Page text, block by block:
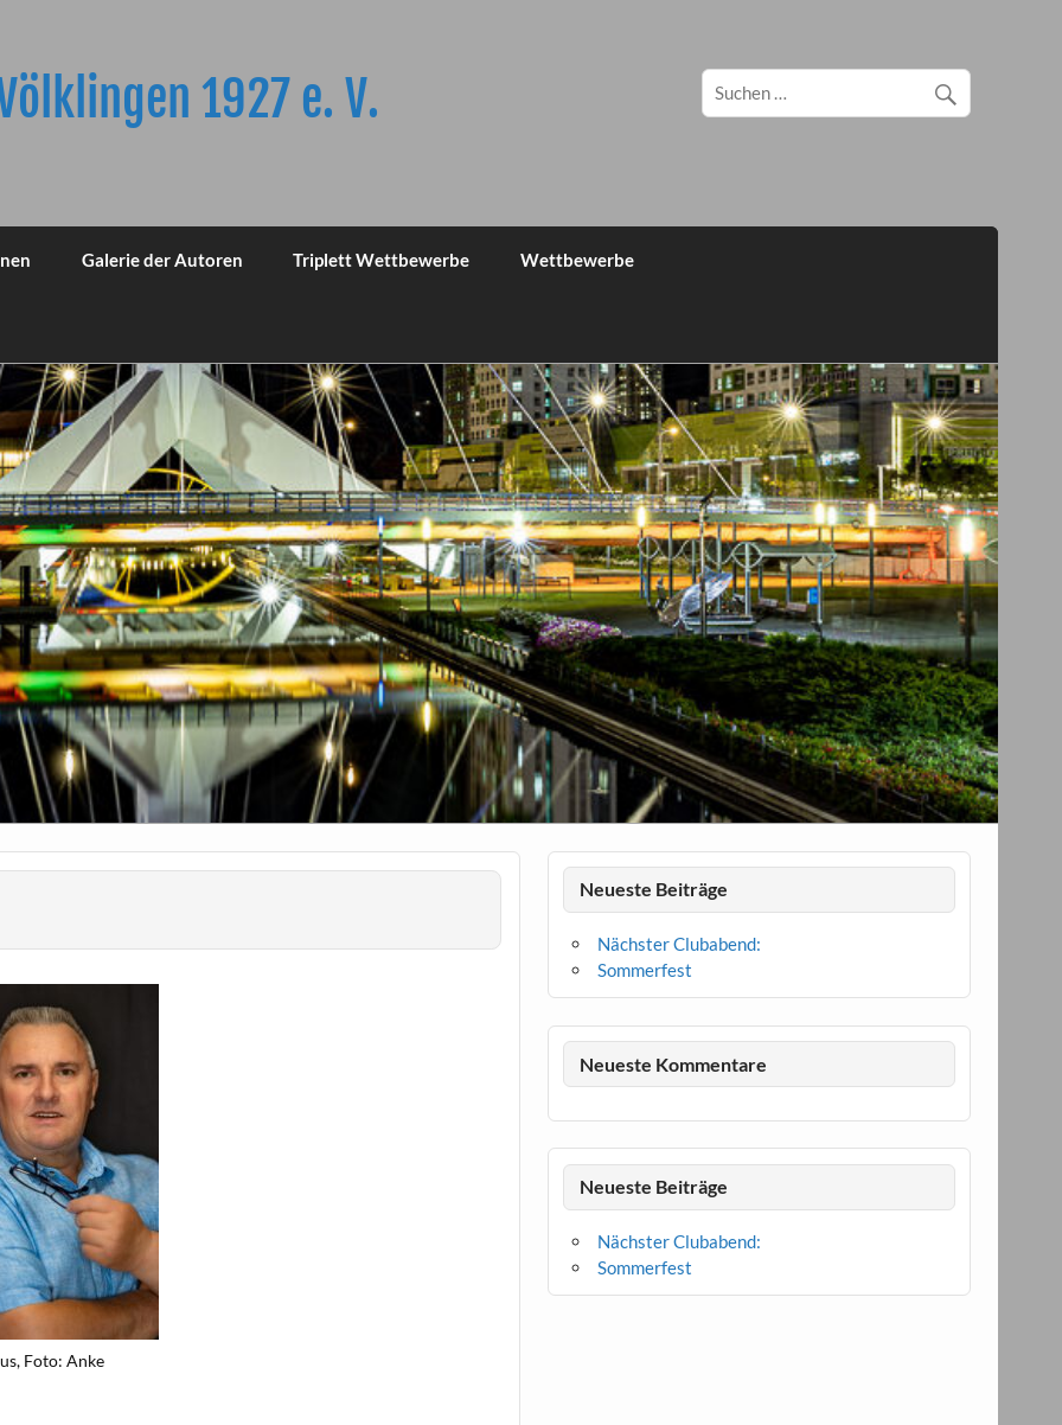
1927 e. V.
Galerie der Autoren Triplett Wettbewerbe Wettbewerbe
Foto: Anke
Neueste Beiträge
Nächster Clubabend:
Sommerfest
Neueste Kommentare
Neueste Beiträge
Nächster Clubabend:
Sommerfest